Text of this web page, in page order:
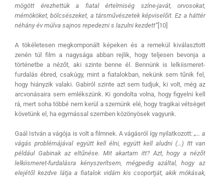
mögött érezhettük a fiatal értelmiség színe-javát, orvosokat,
mérnököket, bölcsészeket, a társművészetek képviselőit. Ez a háttér
néhány év múlva sajnos repedezni s lazulni kezdett”[10]
A tökéletesen megkomponált képeken és a remekül kiválasztott
zenén túl film a nagysága abban rejlik, hogy teljesen bevonja a
történetbe a nézőt, aki szinte benne él. Bennünk is lelkiismeret-
furdalás ébred, csakúgy, mint a fiatalokban, nekünk sem tűnik fel,
hogy hiányzik valaki. Gabiról szinte azt sem tudjuk, ki volt, még az
arcvonásaira sem emlékszünk. Ki gondolta volna, hogy figyelni kell
rá, mert soha többé nem kerül a szemünk elé, hogy tragikai vétséget
követünk el, ha egymással szemben közönyösek vagyunk.
Gaál István a vágója is volt a filmnek. A vágásról így nyilatkozott:„… a
vágás problémájával együtt kell élni, együtt kell aludni (…) Itt van
például Gabinak az eltűnése. Mit akartam itt? Azt, hogy a nézőt
lelkiismeret-furdalásra kényszerítsem, mégpedig azáltal, hogy az
elejétől kezdve látja a fiatalok vidám kis csoportját, akik mókásak,